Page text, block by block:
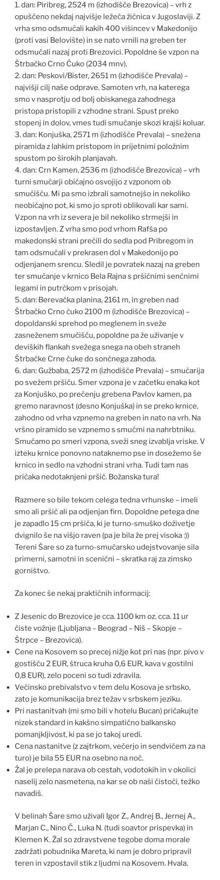
1. dan: Piribreg, 2524 m (izhodišče Brezovica) – vrh z
opuščeno nekdaj najvišje ležeča žičnica v Jugoslaviji. Z
vrha smo odsmučali kakih 400 višincev v Makedonijo
(proti vasi Belovište) in se nato vrnili na greben ter
odsmučali nazaj proti Brezovici. Popoldne še vzpon na
Štrbačko Crno Čuko (2034 mnv).
2. dan: Peskovi/Bister, 2651 m (izhodišče Prevala) –
najvišji cilj naše odprave. Samoten vrh, na katerega
smo v nasprotju od bolj obiskanega zahodnega
pristopa pristopili z vzhodne strani. Spust preko
stopenj in dolov, vmes tudi smučanje skozi krajši koluar.
3. dan: Konjuška, 2571 m (izhodišče Prevala) – snežena
piramida z lahkim pristopom in prijetnimi položnim
spustom po širokih planjavah.
4. dan: Crn Kamen, 2536 m (izhodišče Brezovica) – vrh
turni smučarji običajno osvojijo z vzponom ob
smučišču. Mi pa smo izbrali samotnejšo in nekoliko
neobičajno pot, ki smo jo sproti oblikovali kar sami.
Vzpon na vrh iz severa je bil nekoliko strmejši in
izpostavljen. Z vrha smo pod vrhom Rafša po
makedonski strani prečili do sedla pod Pribregom in
tam odsmučali v prekrasen dol v Makedonijo po
odjenjanem srencu. Sledil je povratek nazaj na greben
ter smučanje v krnico Bela Rajna s pršičnimi senčnimi
legami in putrčkom v prisojah.
5. dan: Berevačka planina, 2161 m, in greben nad
Štrbačko Crno čuko 2100 m (izhodišče Brezovica) –
dopoldanski sprehod po meglenem in sveže
zasneženem smučišču, popoldne pa že uživanje v
deviških flankah svežega snega na obeh straneh
Štrbačke Crne čuke do sončnega zahoda.
6. dan: Gužbaba, 2572 m (izhodišče Prevala) – smučarija
po svežem pršiču. Smer vzpona je v začetku enaka kot
za Konjuško, po prečenju grebena Pavlov kamen, pa
gremo naravnost (desno Konjuška) in se preko krnice,
zahodno od vrha vzpnemo na greben in nato na vrh. Na
vršno piramido se vzpnemo s smučmi na nahrbtniku.
Smučamo po smeri vzpona, sveži sneg izvablja vriske. V
izteku krnice ponovno nataknemo pse in dosežemo še
krnico in sedlo na vzhodni strani vrha. Tudi tam nas
pričaka nedotaknjeni pršič. Božanska tura!
Razmere so bile tekom celega tedna vrhunske – imeli
smo ali pršič ali pa odjenjan firn. Dopoldne petega dne
je zapadlo 15 cm pršiča, ki je turno-smuško doživetje
dvignilo še na višjo raven (pa je bila že prej visoka :))
Tereni Šare so za turno-smučarsko udejstvovanje sila
primerni, samotni in scenični – skratka raj za zimsko
gorništvo.
Za konec še nekaj praktičnih informacij:
Z Jesenic do Brezovice je cca. 1100 km oz. cca. 11 ur
čiste vožnje (Ljubljana – Beograd – Niš – Skopje –
Štrpce – Brezovica).
Cene na Kosovem so precej nižje kot pri nas (npr. pivo v
gostišču 2 EUR, štruca kruha 0,6 EUR, kava v gostilni
0,8 EUR), zelo poceni so tudi zdravila.
Večinsko prebivalstvo v tem delu Kosova je srbsko,
zato je komunikacija brez težav v srbskem jeziku.
Pri nastanitvah (mi smo bili v hotelu Bucan) pričakujte
nizek standard in kakšno simpatično balkansko
pomanjkljivost, ki pa se jo takoj uredi.
Cena nastanitve (z zajtrkom, večerjo in sendvičem za na
turo) je bila 55 EUR na osebno na noč.
Žal je prelepa narava ob cestah, vodotokih in v okolici
naselij zelo nasmetena, na kar se ob naši čistoči, težko
navadiš.
V belinah Šare smo uživali Igor Z., Andrej B., Jernej A.,
Marjan C., Nino Č., Luka N. (tudi soavtor prispevka) in
Klemen K. Žal so zdravstvene tegobe doma morale
zadržati pobudnika Mareta, ki nam je dobro pripravil
teren in vzpostavil stik z ljudmi na Kosovem. Hvala.